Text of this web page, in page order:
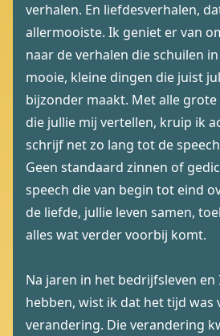
verhalen. En liefdesverhalen,
allermooiste. Ik geniet er van
naar de verhalen die schuilen
mooie, kleine dingen die juist
bijzonder maakt. Met alle
die jullie mij vertellen, kruip ik
schrijf net zo lang tot de
Geen standaard zinnen of
speech die van begin tot eind
de liefde, jullie leven samen,
alles wat verder voorbij komt.
Na jaren in het bedrijfsleven en
hebben, wist ik dat het tijd was
verandering. Die verandering